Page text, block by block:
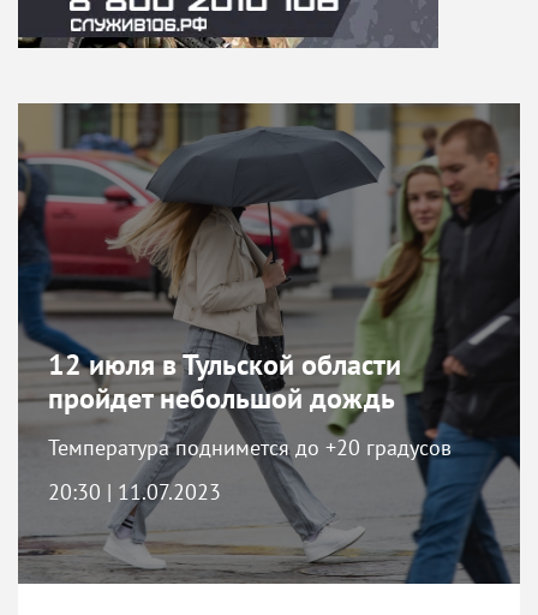
12 июля в Тульской области
пройдет небольшой дождь
Температура поднимется до +20 градусов
20:30 | 11.07.2023